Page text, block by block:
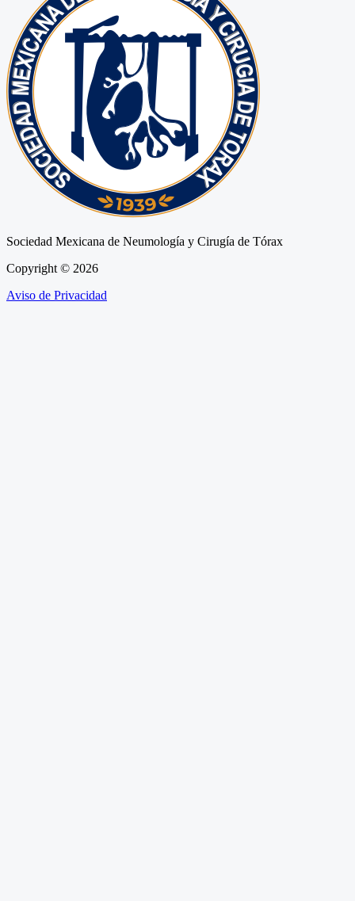
Sociedad Mexicana de Neumología y Cirugía de Tórax
Copyright © 2026
Aviso de Privacidad